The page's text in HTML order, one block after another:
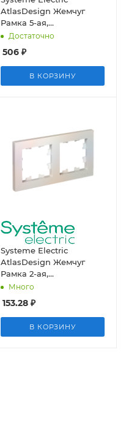
AtlasDesign Жемчуг
Рамка 5-ая,
универсальная
Достаточно
506 ₽
В КОРЗИНУ
Systeme Electric
AtlasDesign Жемчуг
Рамка 2-ая,
универсальная
Много
153.28 ₽
В КОРЗИНУ